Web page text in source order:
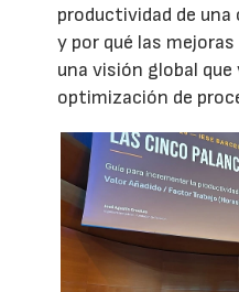
productividad de
y por qué las
una visión global que
optimización de